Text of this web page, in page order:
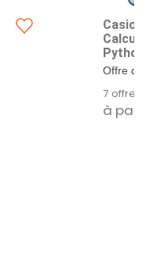
Casio
Python
Offre
15 avril
7 offres
à